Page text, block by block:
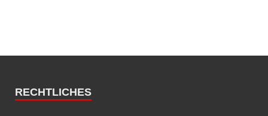
RECHTLICHES